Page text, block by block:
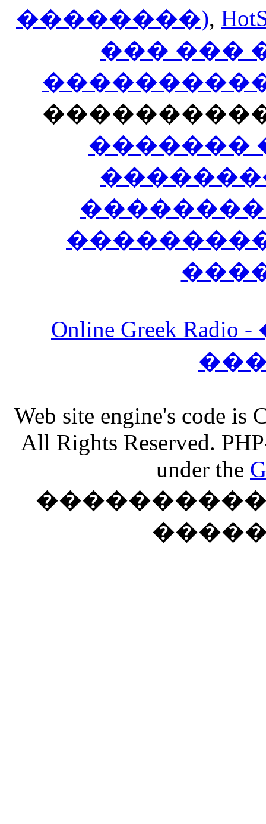
��������),
��� ���
�������
Online Greek
Web site engine's code
All Rights Reserved.
under the
����������